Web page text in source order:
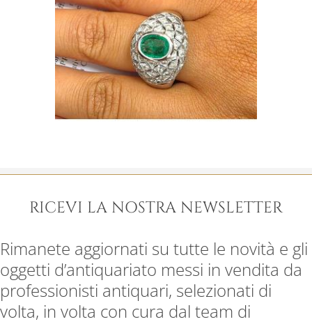
RICEVI LA NOSTRA NEWSLETTER
Rimanete aggiornati su tutte le novità e gli
oggetti d’antiquariato messi in vendita da
professionisti antiquari, selezionati di
volta, in volta con cura dal team di